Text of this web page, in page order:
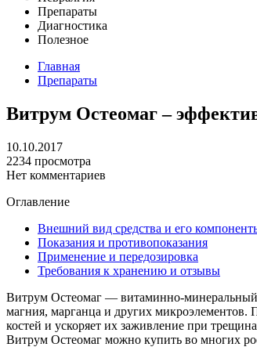
Препараты
Диагностика
Полезное
Главная
Препараты
Витрум Остеомаг –
10.10.2017
2234 просмотра
Нет комментариев
Оглавление
Внешний вид средства и его
Показания и противопоказания
Применение и передозировка
Требования к хранению и отзывы
Витрум Остеомаг — витаминно-минеральный
магния, марганца и других микроэлементов.
костей и ускоряет их заживление при
Витрум Остеомаг можно купить во многих